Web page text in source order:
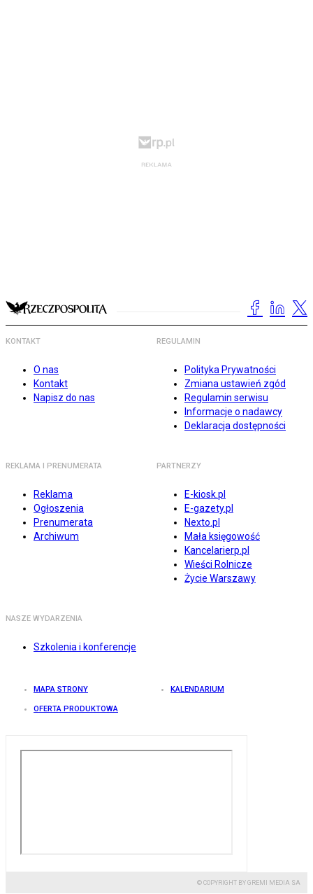
KONTAKT
O nas
Kontakt
Napisz do nas
REGULAMIN
Polityka Prywatności
Zmiana ustawień zgód
Regulamin serwisu
Informacje o nadawcy
Deklaracja dostępności
REKLAMA I PRENUMERATA
Reklama
Ogłoszenia
Prenumerata
Archiwum
PARTNERZY
E-kiosk.pl
E-gazety.pl
Nexto.pl
Mała księgowość
Kancelarierp.pl
Wieści Rolnicze
Życie Warszawy
NASZE WYDARZENIA
Szkolenia i konferencje
MAPA STRONY KALENDARIUM
OFERTA PRODUKTOWA
© COPYRIGHT BY GREMI MEDIA SA